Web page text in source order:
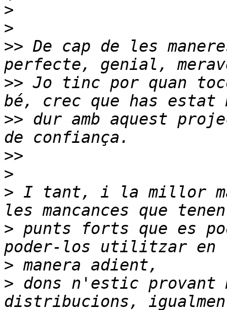
>
>
>> De cap de les
>> Jo tinc por quan
>> dur amb aquest
>>
>
> I tant, i la millor
> punts forts que es
>
> dons n'estic